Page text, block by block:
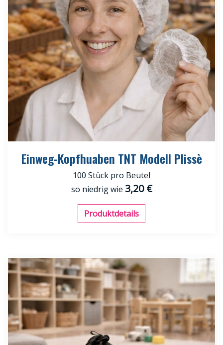
Einweg-Kopfhuaben TNT Modell Plissè
100 Stück pro Beutel
so niedrig wie 3,20 €
Produktdetails